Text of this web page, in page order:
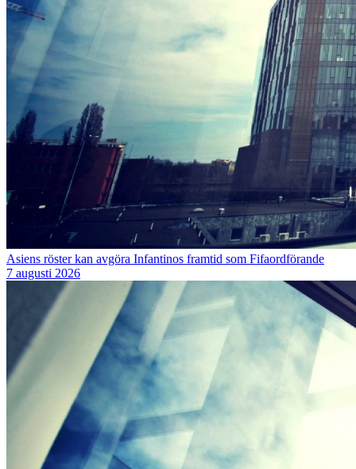
Asiens röster kan avgöra Infantinos framtid som Fifaordförande
7 augusti 2026